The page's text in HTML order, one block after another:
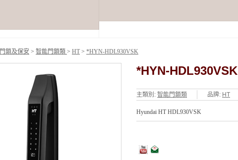
門鎖及保安 > 智能門鎖類 > HT > *HYN-HDL930VSK
*HYN-HDL930VSK
主類別: 智能門鎖類 品牌: HT
Hyundai HT HDL930VSK